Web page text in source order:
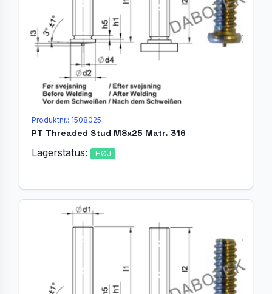
Produktnr.: 1508025
PT Threaded Stud M8x25 Matr. 316
Lagerstatus: HØJ